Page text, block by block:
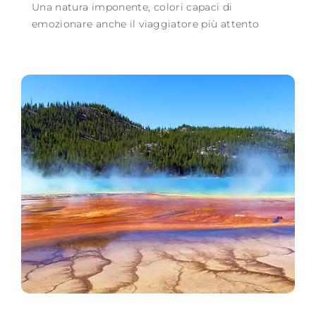
Una natura imponente, colori capaci di
emozionare anche il viaggiatore più attento